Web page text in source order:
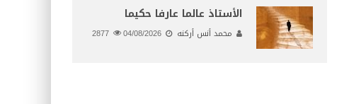
الأستاذ عالما عارفا حكيما
محمد أنس أركنه 04/08/2026